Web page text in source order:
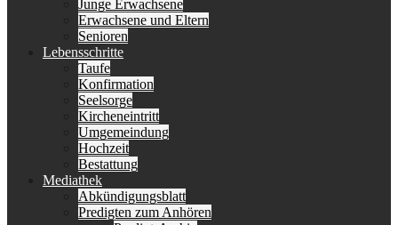
Junge Erwachsene
Erwachsene und Eltern
Senioren
Lebensschritte
Taufe
Konfirmation
Seelsorge
Kircheneintritt
Umgemeindung
Hochzeit
Bestattung
Mediathek
Abkündigungsblatt
Predigten zum Anhören